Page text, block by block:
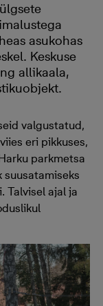
asukohas
Keskuse
allikaala,
valgustatud,
eri pikkuses,
parkmetsa
suusatamiseks
Talvisel ajal ja